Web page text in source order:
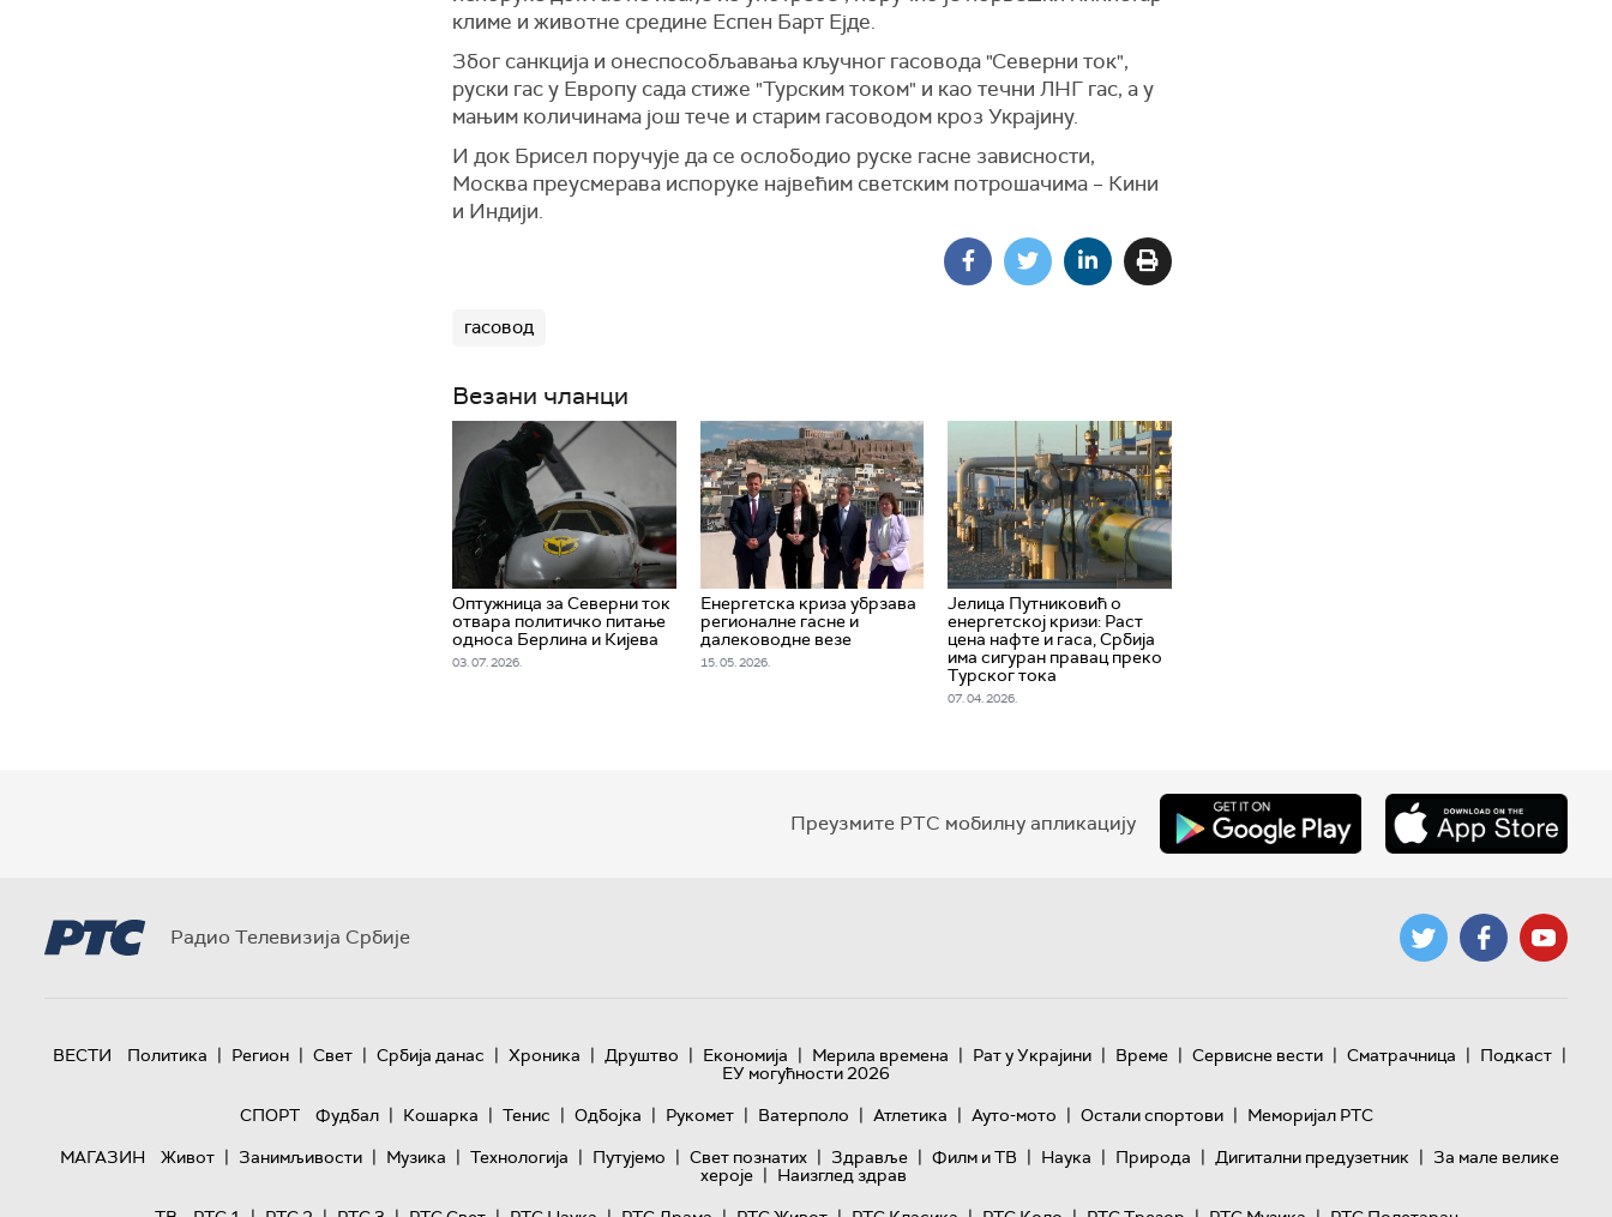
климе и животне средине Еспен Барт Ејде.
Због санкција и онеспособљавања кључног гасовода "Северни ток",
руски гас у Европу сада стиже "Турским током" и као течни ЛНГ гас, а у
мањим количинама још тече и старим гасоводом кроз Украјину.
И док Брисел поручује да се ослободио руске гасне зависности,
Москва преусмерава испоруке највећим светским потрошачима – Кини
и Индији.
гасовод
Везани чланци
Оптужница за Северни ток
отвара политичко питање
односа Берлина и Кијева
03. 07. 2026.
Енергетска криза убрзава
регионалне гасне и
далеководне везе
15. 05. 2026.
Јелица Путниковић о
енергетској кризи: Раст
цена нафте и гаса, Србија
има сигуран правац преко
Турског тока
07. 04. 2026.
Преузмите РТС мобилну апликацију
Радио Телевизија Србије
ВЕСТИ Политика | Регион | Свет | Србија данас | Хроника | Друштво | Економија | Мерила времена | Рат у Украјини | Време | Сервисне вести | Сматрачница | Подкаст |
ЕУ могућности 2026
СПОРТ
Фудбал | Кошарка | Тенис | Одбојка | Рукомет | Ватерполо | Атлетика | Ауто-мото | Остали спортови | Меморијал РТС
МАГАЗИН
Живот | Занимљивости | Музика | Технологијa | Путујемо | Свет познатих | Здравље | Филм и ТВ | Наука | Природа | Дигитални предузетник | За мале велике
хероје | Наизглед здрав